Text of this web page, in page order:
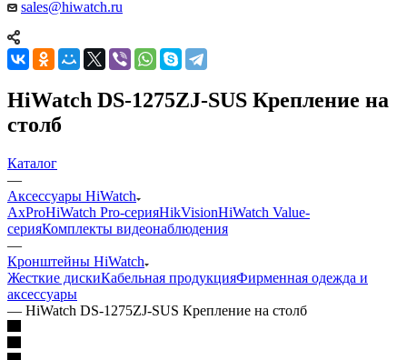
sales@hiwatch.ru
HiWatch DS-1275ZJ-SUS Крепление на
столб
Каталог
—
Аксессуары HiWatch
AxProHiWatch Pro-серияHikVisionHiWatch Value-
серияКомплекты видеонаблюдения
—
Кронштейны HiWatch
Жесткие дискиКабельная продукцияФирменная одежда и
аксессуары
— HiWatch DS-1275ZJ-SUS Крепление на столб